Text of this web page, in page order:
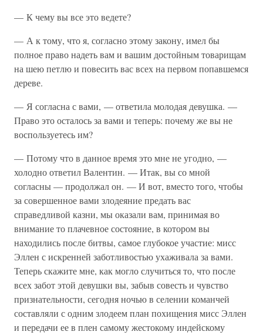
— К чему вы все это ведете?
— А к тому, что я, согласно этому закону, имел бы
полное право надеть вам и вашим достойным товарищам
на шею петлю и повесить вас всех на первом попавшемся
дереве.
— Я согласна с вами, — ответила молодая девушка. —
Право это осталось за вами и теперь: почему же вы не
воспользуетесь им?
— Потому что в данное время это мне не угодно, —
холодно ответил Валентин. — Итак, вы со мной
согласны — продолжал он. — И вот, вместо того, чтобы
за совершенное вами злодеяние предать вас
справедливой казни, мы оказали вам, принимая во
внимание то плачевное состояние, в котором вы
находились после битвы, самое глубокое участие: мисс
Эллен с искренней заботливостью ухаживала за вами.
Теперь скажите мне, как могло случиться то, что после
всех забот этой девушки вы, забыв совесть и чувство
признательности, сегодня ночью в селении команчей
составляли с одним злодеем план похищения мисс Эллен
и передачи ее в плен самому жестокому индейскому